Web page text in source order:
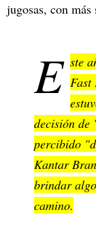
jugosas, con más
E ste
Fast
decisión de
percibido
Kantar
brindar
camino.